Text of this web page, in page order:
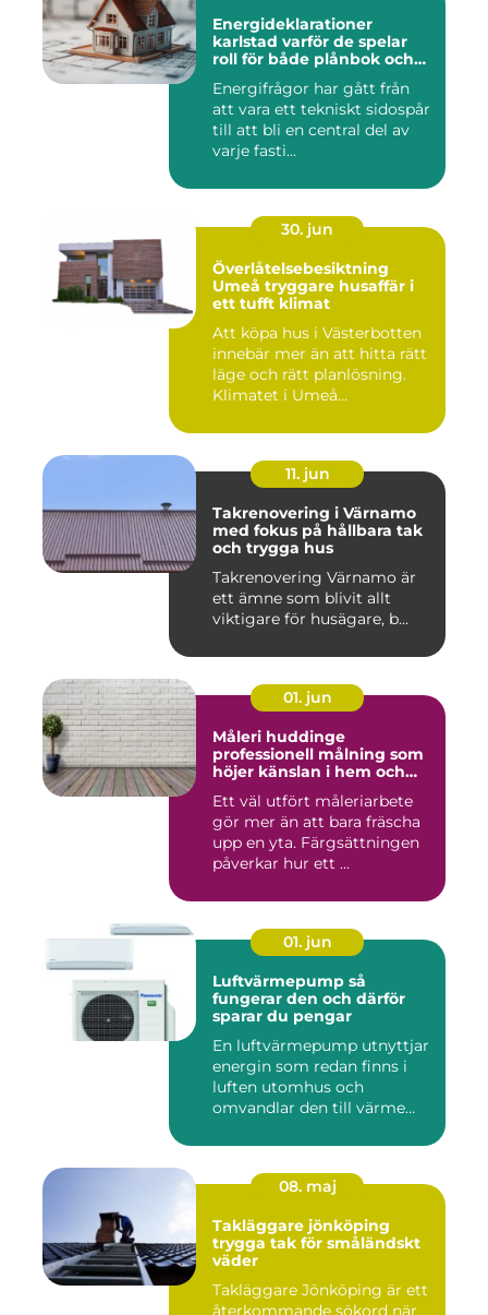
Energideklarationer
karlstad varför de spelar
roll för både plånbok och
Energifrågor har gått från
att vara ett tekniskt sidospår
till att bli en central del av
varje fasti...
30. jun
Överlåtelsebesiktning
Umeå tryggare husaffär i
ett tufft klimat
Att köpa hus i Västerbotten
innebär mer än att hitta rätt
läge och rätt planlösning.
Klimatet i Umeå...
11. jun
Takrenovering i Värnamo
med fokus på hållbara tak
och trygga hus
Takrenovering Värnamo är
ett ämne som blivit allt
viktigare för husägare, b...
01. jun
Måleri huddinge
professionell målning som
höjer känslan i hem och
Ett väl utfört måleriarbete
gör mer än att bara fräscha
upp en yta. Färgsättningen
påverkar hur ett ...
01. jun
Luftvärmepump så
fungerar den och därför
sparar du pengar
En luftvärmepump utnyttjar
energin som redan finns i
luften utomhus och
omvandlar den till värme
08. maj
Takläggare jönköping
trygga tak för småländskt
väder
Takläggare Jönköping är ett
återkommande sökord när